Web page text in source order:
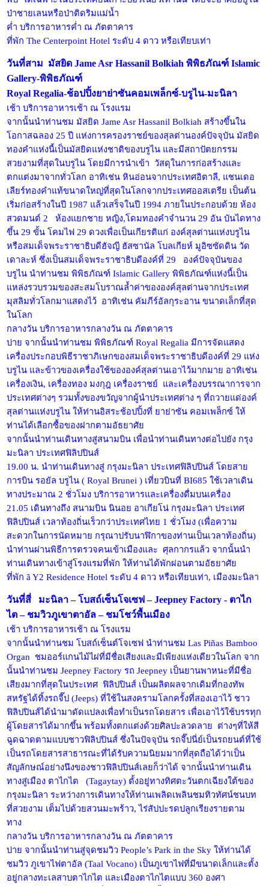
ป่าชายเลนหรือป่าติดริมแม่น้ำ
ค่ำ บริการอาหารค่ำ ณ ภัตตาคาร
ที่พัก The Centerpoint Hotel ระดับ 4 ดาว หรือเทียบเท่า
วันที่สาม มัสยิด Jame Asr Hassanil Bolkiah พิพิธภัณฑ์ Islamic
Gallery-พิพิธภัณฑ์
Royal Regalia-ช้อปปิ้งยาย่าซันคอมเพล็กซ์-บรูไน-มะนิลา
เช้า บริการอาหารเช้า ณ โรงแรม
จากนั้นนำท่านชม มัสยิด Jame Asr Hassanil Bolkiah สร้างขึ้นใน
โอกาสฉลอง 25 ปี แห่งการครองราชย์ของสุลต่านองค์ปัจจุบัน มัสยิด
ทองคำแห่งนี้เป็นมัสยิดแห่งชาติของบรูไน และมีสถาปัตยกรรม
สวยงามที่สุดในบรูไน โดยมีการนำเข้า วัสดุในการก่อสร้างและ
ตกแต่งมาจากทั่วโลก อาทิเช่น หินอ่อนจากประเทศอิตาลี, แชนเดอ
เลียร์ทองคำแท้ขนาดใหญ่ที่สุดในโลกจากประเทศออสเตรีย เป็นต้น
เริ่มก่อสร้างในปี 1987 แล้วเสร็จในปี 1994 ภายในประกอบด้วย ห้อง
สวดมนต์ 2 ห้องแยกชาย หญิง,โดมทองคำจำนวน 29 อัน บันไดทาง
ขึ้น 29 ขั้น โคมไฟ 29 ดวงเพื่อเป็นเกียรติแก่ องค์สุลต่านแห่งบรูไน
หรือสมเด็จพระราชาธิบดีฮัจญี ฮัสซานัล โบลเกียห์ มูอิซซัดดิน วัด
เดาละห์ ซึ่งเป็นสมเด็จพระราชาธิบดีองค์ที่ 29 องค์ปัจจุบันของ
บรูไน นำท่านชม พิพิธภัณฑ์ Islamic Gallery พิพิธภัณฑ์แห่งนี้เป็น
แหล่งรวบรวมของสะสมโบราณล้ำค่าขององค์สุลต่านจากประเทศ
มุสลิมทั่วโลกมาแสดงไว้ อาทิเช่น คัมภีร์อัลกุระอาน ขนาดเล็กที่สุด
ในโลก
กลางวัน บริการอาหารกลางวัน ณ ภัตตาคาร
บ่าย จากนั้นนำท่านชม พิพิธภัณฑ์ Royal Regalia มีการจัดแสดง
เครื่องประกอบพิธีราชาภิเษกของสมเด็จพระราชาธิบดีองค์ที่ 29 แห่ง
บรูไน และข้าวของเครื่องใช้ขององค์สุลต่านเอาไว้มากมาย อาทิเช่น
เครื่องเงิน, เครื่องทอง มงกุฎ เครื่องราชย์ และเครื่องบรรณาการจาก
ประเทศต่างๆ รวมทั้งของขวัญจากผู้นำประเทศต่าง ๆ ที่ถวายแด่องค์
สุลต่านแห่งบรูไน ให้ท่านอิสระช้อปปิ้งที่ ยาย่าซัน คอมเพล็กซ์ ให้
ท่านได้เลือกซื้อของฝากตามอัธยาศัย
จากนั้นนำท่านเดินทางสู่สนามบิน เพื่อนำท่านเดินทางต่อไปยัง กรุง
มะนิลา ประเทศฟิลิปปินส์
19.00 น. นำท่านเดินทางสู่ กรุงมะนิลา ประเทศฟิลิปปินส์ โดยสาย
การบิน รอยัล บรูไน ( Royal Brunei ) เที่ยวบินที่ BI685 ใช้เวลาเดิน
ทางประมาณ 2 ชั่วโมง บริการอาหารและเครื่องดื่มบนเครื่อง
21.05 เดินทางถึง สนามบิน นินอย อาเกียโน่ กรุงมะนิลา ประเทศ
ฟิลิปปินส์ เวลาท้องถิ่นเร็วกว่าประเทศไทย 1 ชั่วโมง (เพื่อความ
สะดวกในการนัดหมาย กรุณาปรับนาฬิกาของท่านเป็นเวลาท้องถิ่น)
นำท่านผ่านพิธีการตรวจคนเข้าเมืองและ ศุลกากรแล้ว จากนั้นนำ
ท่านเดินทางเข้าสู่โรงแรมที่พัก ให้ท่านได้พักผ่อนตามอัธยาศัย
ที่พัก ã Y2 Residence Hotel ระดับ 4 ดาว หรือเทียบเท่า, เมืองมะนิลา
วันที่สี่ มะนิลา – โบสถ์เซ็นโจเซฟ – Jeepney Factory - ตาไก
ไต – ชมวิวภูเขาตาอัล – ชมโชว์พื้นเมือง
เช้า บริการอาหารเช้า ณ โรงแรม
จากนั้นนำท่านชม โบสถ์เซ็นต์โจเซฟ นำท่านชม Las Piñas Bamboo
Organ ชมออร์แกนไม้ไผ่ที่มีชื่อเสียงและมีเพียงแห่งเดียวในโลก จาก
นั้นนำท่านชม Jeepney Factory รถ Jeepney เป็นยานพาหนะที่มีชื่อ
เสียงมากที่สุดในประเทศ ฟิลิปปินส์ เป็นผลิตผลจากเดิมที่กองทัพ
สหรัฐได้ทิ้งรถจี๊ป (Jeeps) ที่ใช้ในสงครามโลกครั้งที่สองเอาไว้ ชาว
ฟิลิปปินส์ได้นำมาดัดแปลงเพื่อทำเป็นรถโดยสาร เพื่อเอาไว้ใช้บรรทุก
ผู้โดยสารได้มากขึ้น พร้อมทั้งตกแต่งด้วยศิลปะลวดลาย ต่างๆที่ให้สี
ฉูดฉาดตามแบบชาวฟิลิปปินส์ ซึ่งในปัจจุบัน รถจี๊ปนี่ย์เป็นรถยนต์ที่ใช้
เป็นรถโดยสารสาธารณะที่ได้รับความนิยมมากที่สุดถือได้ว่าเป็น
สัญลักษณ์อย่างนึงของชาวฟิลิปปินส์เลยก็ว่าได้ จากนั้นนำท่านเดิน
ทางสู่เมือง ตาไกไต (Tagaytay) ตั้งอยู่ทางทิศตะวันตกเฉียงใต้ของ
กรุงมะนิลา ระหว่างการเดินทางให้ท่านเพลิดเพลินชมทิวทัศน์ชนบท
ที่สวยงาม เต็มไปด้วยสวนมะพร้าว, ไร่สัปปะรดปลูกเรียงรายตาม
ทาง
กลางวัน บริการอาหารกลางวัน ณ ภัตตาคาร
บ่าย จากนั้นนำท่านสู่จุดชมวิว People’s Park in the Sky ให้ท่านได้
ชมวิว ภูเขาไฟตาอัล (Taal Vocano) เป็นภูเขาไฟที่มีขนาดเล็กและตั้ง
อยู่กลางทะเลสาบตาไกไต และเมืองตาไกไตแบบ 360 องศา